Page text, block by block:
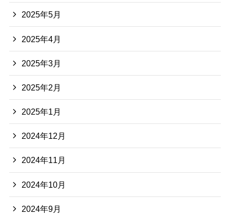
2025年5月
2025年4月
2025年3月
2025年2月
2025年1月
2024年12月
2024年11月
2024年10月
2024年9月